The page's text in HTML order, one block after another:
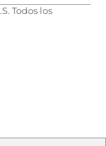
Todos los